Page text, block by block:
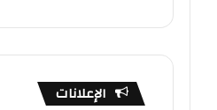
الإعلانات